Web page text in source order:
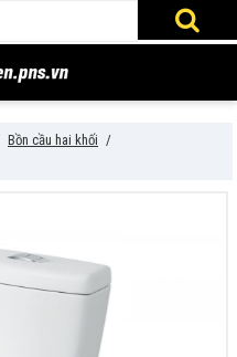
Bồn cầu hai khối